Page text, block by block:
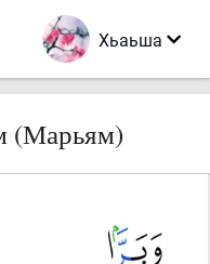
Хьаьша
(Марьям)